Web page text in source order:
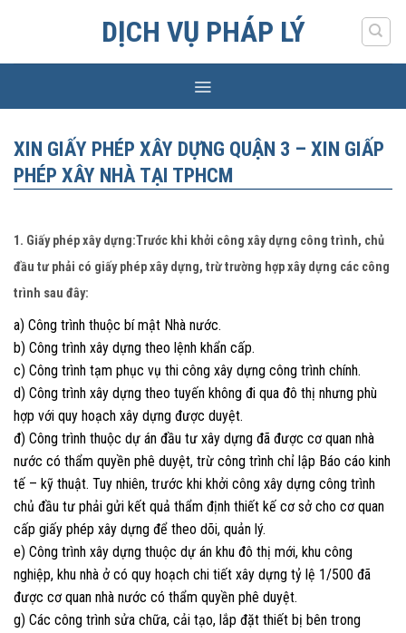
DỊCH VỤ PHÁP LÝ
XIN GIẤY PHÉP XÂY DỰNG QUẬN 3 – XIN GIẤP
PHÉP XÂY NHÀ TẠI TPHCM
1. Giấy phép xây dựng:Trước khi khởi công xây dựng công trình, chủ
đầu tư phải có giấy phép xây dựng, trừ trường hợp xây dựng các công
trình sau đây:
a) Công trình thuộc bí mật Nhà nước.
b) Công trình xây dựng theo lệnh khẩn cấp.
c) Công trình tạm phục vụ thi công xây dựng công trình chính.
d) Công trình xây dựng theo tuyến không đi qua đô thị nhưng phù
hợp với quy hoạch xây dựng được duyệt.
đ) Công trình thuộc dự án đầu tư xây dựng đã được cơ quan nhà
nước có thẩm quyền phê duyệt, trừ công trình chỉ lập Báo cáo kinh
tế – kỹ thuật. Tuy nhiên, trước khi khởi công xây dựng công trình
chủ đầu tư phải gửi kết quả thẩm định thiết kế cơ sở cho cơ quan
cấp giấy phép xây dựng để theo dõi, quản lý.
e) Công trình xây dựng thuộc dự án khu đô thị mới, khu công
nghiệp, khu nhà ở có quy hoạch chi tiết xây dựng tỷ lệ 1/500 đã
được cơ quan nhà nước có thẩm quyền phê duyệt.
g) Các công trình sửa chữa, cải tạo, lắp đặt thiết bị bên trong